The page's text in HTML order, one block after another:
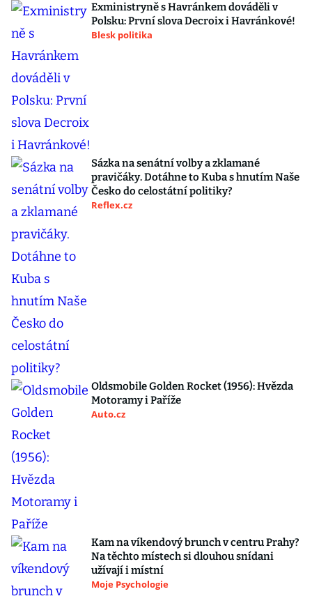
Exministryně s Havránkem dováděli v
Polsku: První slova Decroix i Havránkové!
Blesk politika
Sázka na senátní volby a zklamané
pravičáky. Dotáhne to Kuba s hnutím Naše
Česko do celostátní politiky?
Reflex.cz
Oldsmobile Golden Rocket (1956): Hvězda
Motoramy i Paříže
Auto.cz
Kam na víkendový brunch v centru Prahy?
Na těchto místech si dlouhou snídani
užívají i místní
Moje Psychologie